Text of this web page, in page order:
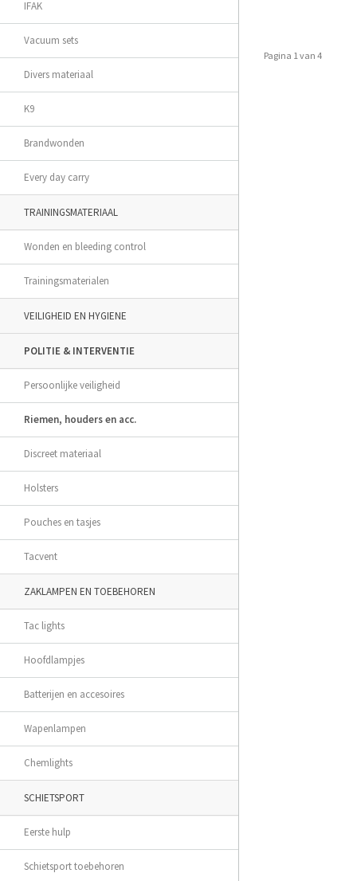
IFAK
Vacuum sets
Divers materiaal
K9
Brandwonden
Every day carry
TRAININGSMATERIAAL
Wonden en bleeding control
Trainingsmaterialen
VEILIGHEID EN HYGIENE
POLITIE & INTERVENTIE
Persoonlijke veiligheid
Riemen, houders en acc.
Discreet materiaal
Holsters
Pouches en tasjes
Tacvent
ZAKLAMPEN EN TOEBEHOREN
Tac lights
Hoofdlampjes
Batterijen en accesoires
Wapenlampen
Chemlights
SCHIETSPORT
Eerste hulp
Schietsport toebehoren
Pagina 1 van 4